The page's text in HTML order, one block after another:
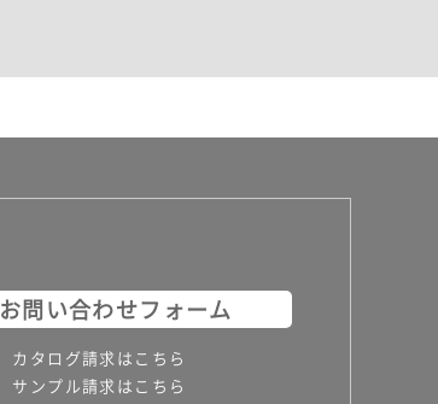
お問い合わせフォーム
カタログ請求はこちら
サンプル請求はこちら